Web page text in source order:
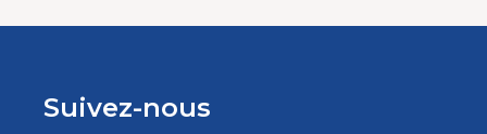
Suivez-nous